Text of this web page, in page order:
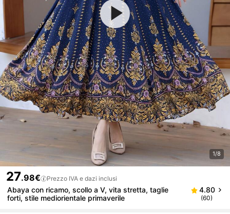
1/8
27.98€ Prezzo IVA e dazi inclusi
Abaya con ricamo, scollo a V, vita stretta, taglie
forti, stile mediorientale primaverile
4.80
(60)